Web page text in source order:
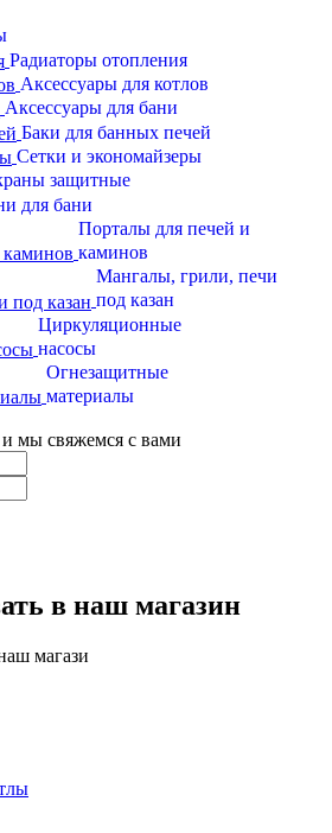
Радиаторы отопления
Аксессуары для котлов
Аксессуары для бани
Баки для банных печей
Сетки и экономайзеры
защитные
для бани
Порталы для печей и
каминов
Мангалы, грили, печи
под казан
Циркуляционные
насосы
Огнезащитные
материалы
мы свяжемся с вами
в наш магазин